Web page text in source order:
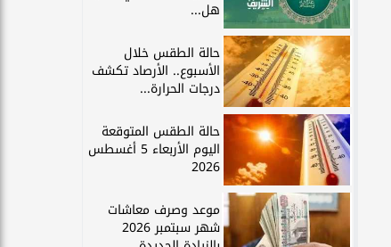
هل...
حالة الطقس خلال
الأسبوع.. الأرصاد تكشف
درجات الحرارة...
حالة الطقس المتوقعة
اليوم الأربعاء 5 أغسطس
2026
موعد وصرف معاشات
شهر سبتمبر 2026